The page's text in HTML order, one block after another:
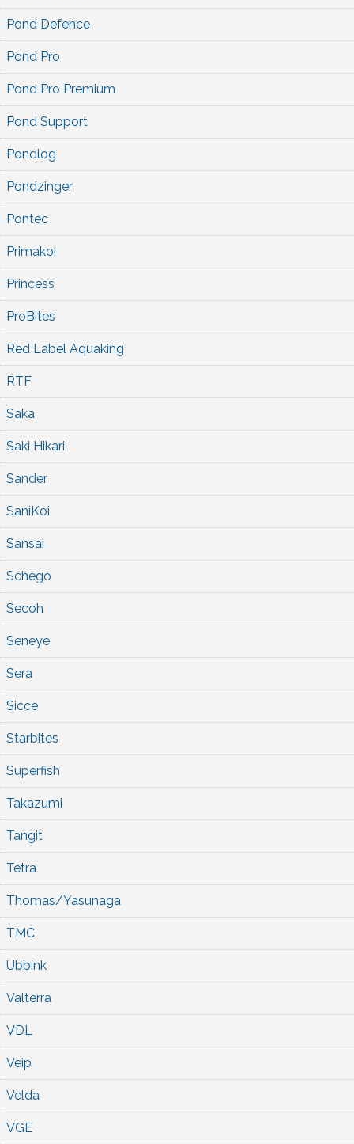
Pond Defence
Pond Pro
Pond Pro Premium
Pond Support
Pondlog
Pondzinger
Pontec
Primakoi
Princess
ProBites
Red Label Aquaking
RTF
Saka
Saki Hikari
Sander
SaniKoi
Sansai
Schego
Secoh
Seneye
Sera
Sicce
Starbites
Superfish
Takazumi
Tangit
Tetra
Thomas/Yasunaga
TMC
Ubbink
Valterra
VDL
Veip
Velda
VGE